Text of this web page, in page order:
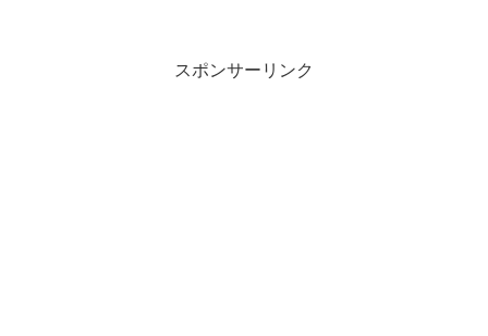
スポンサーリンク